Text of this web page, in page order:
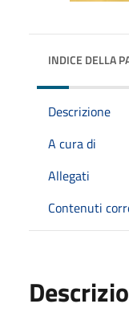
INDICE DELLA
Descrizione
A cura di
Allegati
Contenuti